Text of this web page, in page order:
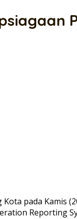
pada Kamis
Reporting